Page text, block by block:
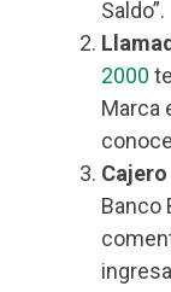
Saldo”.
2000
Marca
Banco